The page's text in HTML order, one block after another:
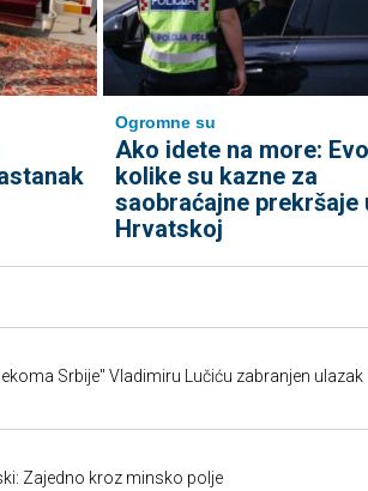
Ogromne su
Ako idete na more: Evo
kolike su kazne za
saobraćajne prekršaje
Hrvatskoj
Srbije" Vladimiru Lučiću zabranjen ulazak
Zajedno kroz minsko polje